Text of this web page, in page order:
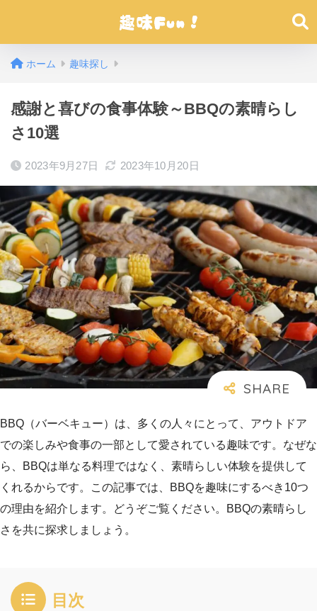
ホーム 趣味探し
感謝と喜びの食事体験～BBQの素晴らし
さ10選
2023年9月27日 2023年10月20日
BBQ（バーベキュー）は、多くの人々にとって、アウトドア
での楽しみや食事の一部として愛されている趣味です。なぜな
ら、BBQは単なる料理ではなく、素晴らしい体験を提供して
くれるからです。この記事では、BBQを趣味にするべき10つ
の理由を紹介します。どうぞご覧ください。BBQの素晴らし
さを共に探求しましょう。
目次